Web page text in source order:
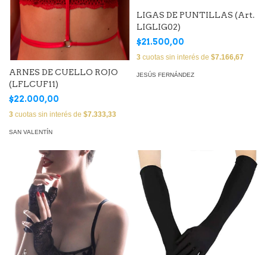
ARNES DE CUELLO ROJO
(LFLCUF11)
$22.000,00
3 cuotas sin interés de $7.333,33
SAN VALENTÍN
LIGAS DE PUNTILLAS (Art.
LIGLIG02)
$21.500,00
3 cuotas sin interés de $7.166,67
JESÚS FERNÁNDEZ